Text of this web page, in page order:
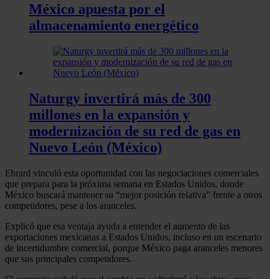
México apuesta por el
almacenamiento energético
Naturgy invertirá más de 300
millones en la expansión y
modernización de su red de gas en
Nuevo León (México)
Ebrard vinculó esta oportunidad con las negociaciones comerciales
que prepara para la próxima semana en Estados Unidos, donde
México buscará mantener su “mejor posición relativa” frente a otros
competidores, pese a los aranceles.
Explicó que esa ventaja ayuda a entender el aumento de las
exportaciones mexicanas a Estados Unidos, incluso en un escenario
de incertidumbre comercial, porque México paga aranceles menores
que sus principales competidores.